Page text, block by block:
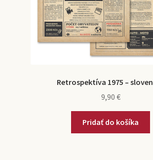
Retrospektíva 1975 –
9,90 €
Pridať do košíka